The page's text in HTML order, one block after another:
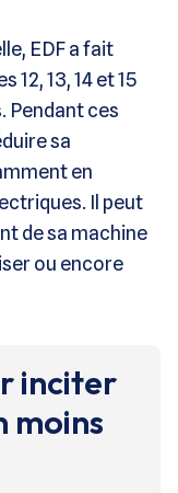
EDF a fait
12, 13, 14 et 15
Pendant ces
sa
en
Il peut
de sa machine
ou encore
inciter
moins